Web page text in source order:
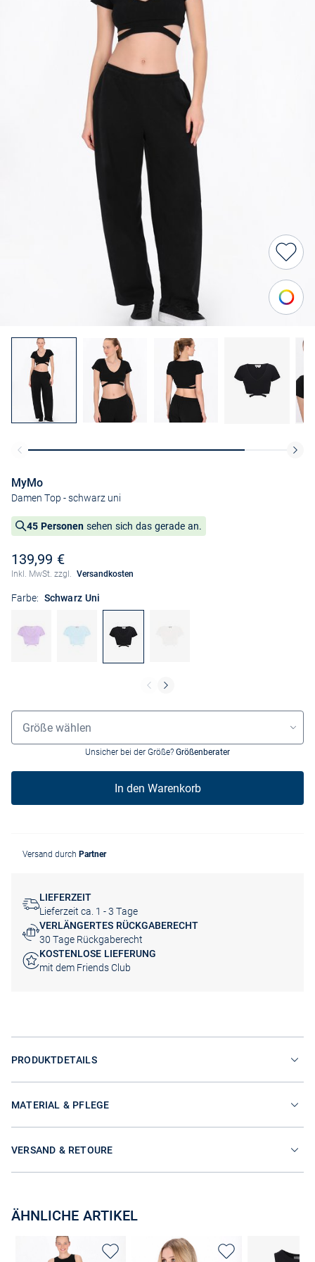
MyMo
Damen Top - schwarz uni
45 Personen sehen sich das gerade an.
139,99 €
Inkl. MwSt. zzgl. Versandkosten
Farbe: Schwarz Uni
Größenauswahl
Größe wählen
Unsicher bei der Größe? Größenberater
In den Warenkorb
Versand durch Partner
LIEFERZEIT
Lieferzeit ca. 1 - 3 Tage
VERLÄNGERTES RÜCKGABERECHT
30 Tage Rückgaberecht
KOSTENLOSE LIEFERUNG
mit dem Friends Club
PRODUKTDETAILS
MATERIAL & PFLEGE
VERSAND & RETOURE
ÄHNLICHE ARTIKEL